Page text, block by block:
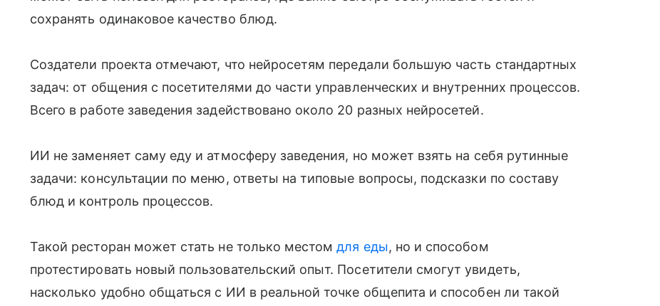
сохранять одинаковое качество блюд.
Создатели проекта отмечают, что нейросетям передали большую часть стандартных
задач: от общения с посетителями до части управленческих и внутренних процессов.
Всего в работе заведения задействовано около 20 разных нейросетей.
ИИ не заменяет саму еду и атмосферу заведения, но может взять на себя рутинные
задачи: консультации по меню, ответы на типовые вопросы, подсказки по составу
блюд и контроль процессов.
Такой ресторан может стать не только местомдля еды, но и способом
протестировать новый пользовательский опыт. Посетители смогут увидеть,
насколько удобно общаться с ИИ в реальной точке общепита и способен ли такой